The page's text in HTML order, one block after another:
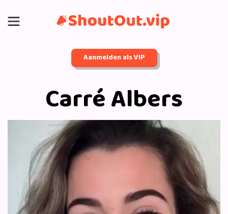
Aanmelden als VIP
Carré Albers